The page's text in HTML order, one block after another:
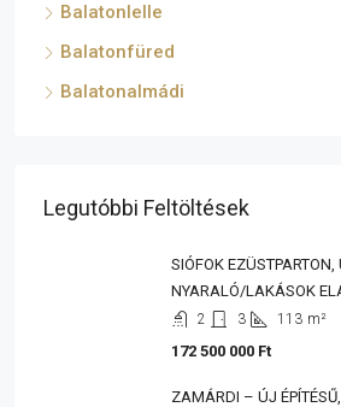
Balatonlelle
Balatonfüred
Balatonalmádi
Legutóbbi Feltöltések
SIÓFOK EZÜSTPARTON,
NYARALÓ/LAKÁSOK
2 3 113 m²
172 500 000 Ft
ZAMÁRDI – ÚJ